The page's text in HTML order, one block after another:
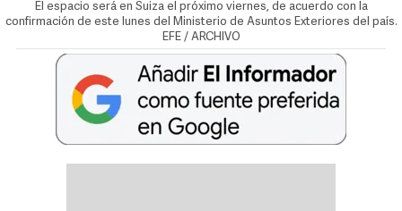
El espacio será en Suiza el próximo viernes, de acuerdo con la
confirmación de este lunes del Ministerio de Asuntos Exteriores del país.
EFE / ARCHIVO